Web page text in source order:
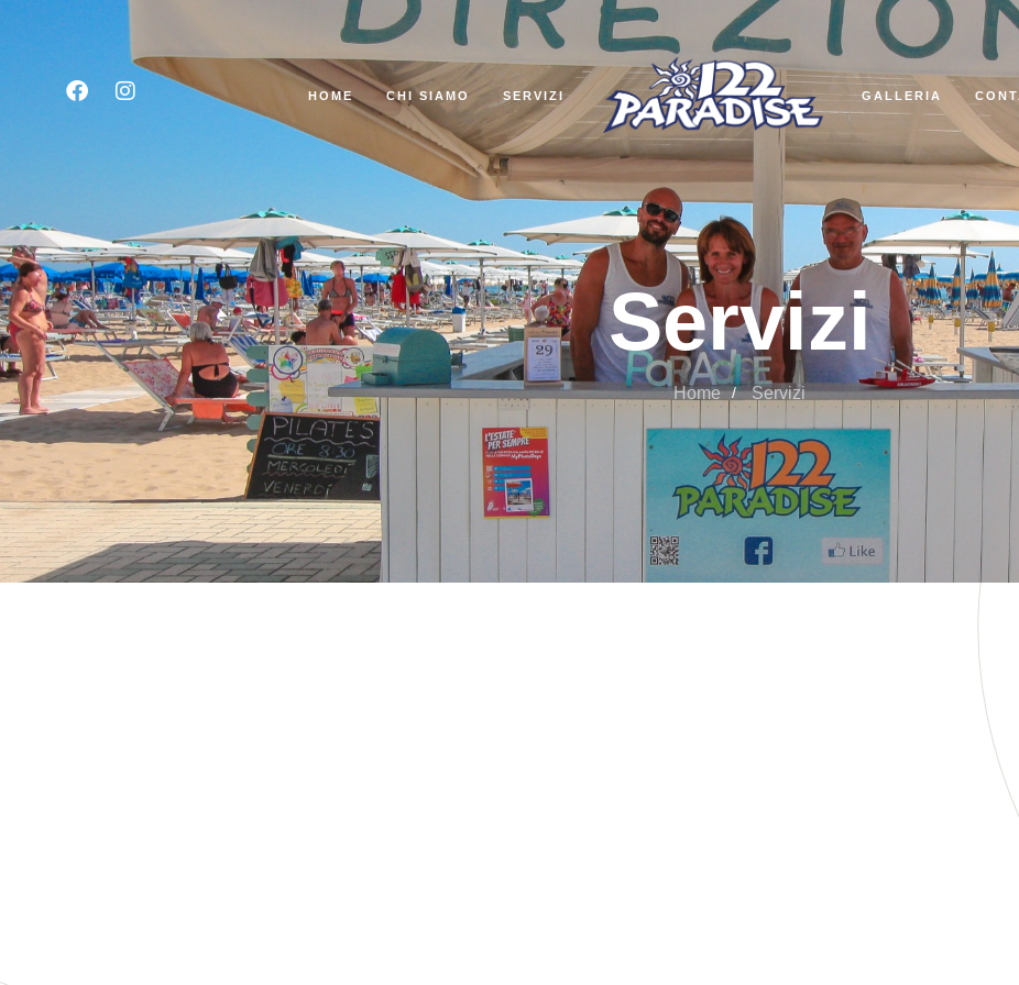
HOME CHI SIAMO SERVIZI GALLERIA
Servizi
Home Servizi
Tutti i comfort per la tua
Goditi attività gratuite come tornei sportivi, passeggiate sul lungomare e ginnastica mattutina,
Ogni servizio è selezionato per soddisfare le esigenze di tutti, garantendo una